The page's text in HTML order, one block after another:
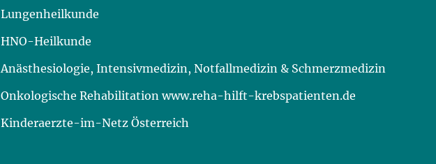
Lungenheilkunde
HNO-Heilkunde
Anästhesiologie, Intensivmedizin, Notfallmedizin & Schmerzmedizin
Onkologische Rehabilitation www.reha-hilft-krebspatienten.de
Kinderaerzte-im-Netz Österreich